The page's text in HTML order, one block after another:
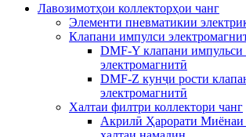
Лавозимотҳои коллекторҳои чанг
Элементи пневматикии
Клапани импулси
DMF-Y клапани импульси
электромагнитӣ
DMF-Z кунҷи рости
электромагнитӣ
Халтаи филтри коллектори чанг
Акрилӣ Ҳарорати Миёнаи